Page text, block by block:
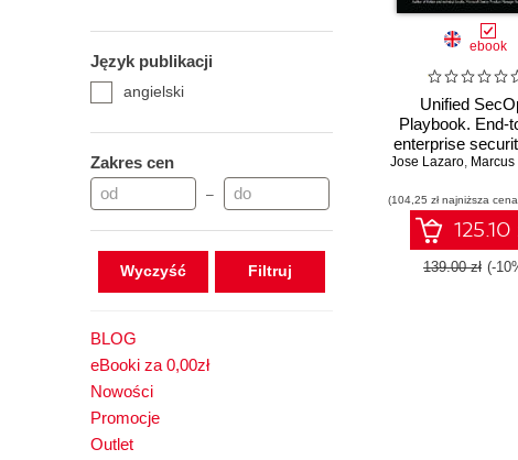
Język publikacji
angielski
Zakres cen
–
Wyczyść
BLOG
eBooki za 0,00zł
Nowości
Promocje
Outlet
ebook
Unified
Playbook. End-
enterprise
Microsoft
Security
Jose Lazaro, Marcus
(104,25 zł najniższa
125.10
139.00 zł (-